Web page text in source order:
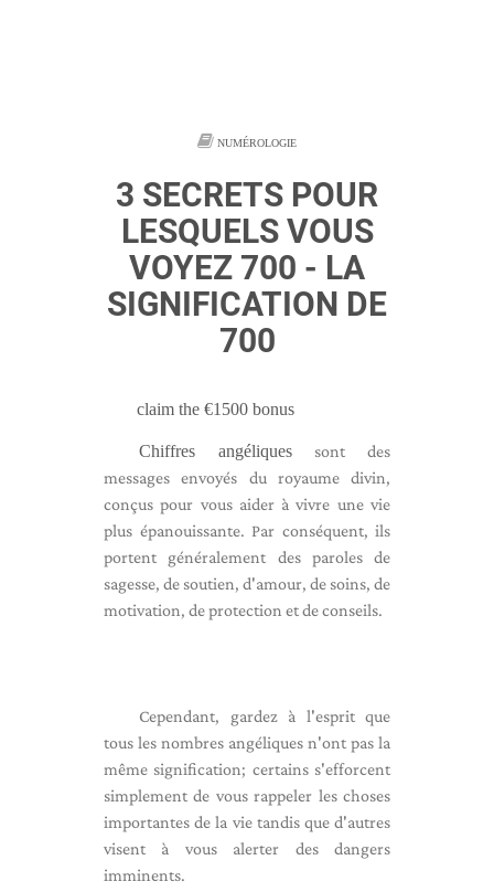
NUMÉROLOGIE
3 SECRETS POUR
LESQUELS VOUS
VOYEZ 700 - LA
SIGNIFICATION DE
700
claim the €1500 bonus
Chiffres angéliques sont des
messages envoyés du royaume divin,
conçus pour vous aider à vivre une vie
plus épanouissante. Par conséquent, ils
portent généralement des paroles de
sagesse, de soutien, d'amour, de soins, de
motivation, de protection et de conseils.
Cependant, gardez à l'esprit que
tous les nombres angéliques n'ont pas la
même signification; certains s'efforcent
simplement de vous rappeler les choses
importantes de la vie tandis que d'autres
visent à vous alerter des dangers
imminents.